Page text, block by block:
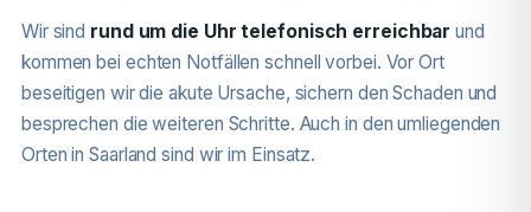
Wir sind rund um die Uhr telefonisch erreichbar und
kommen bei echten Notfällen schnell vorbei. Vor Ort
beseitigen wir die akute Ursache, sichern den Schaden und
besprechen die weiteren Schritte. Auch in den umliegenden
Orten in Saarland sind wir im Einsatz.